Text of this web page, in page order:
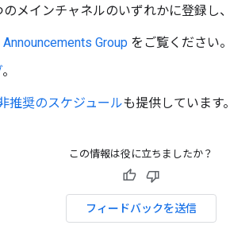
メインチャネルのいずれかに登録し
Group をご覧ください。
。
推奨のスケジュールも提供しています
この情報は役に立ちましたか？
フィードバックを送信